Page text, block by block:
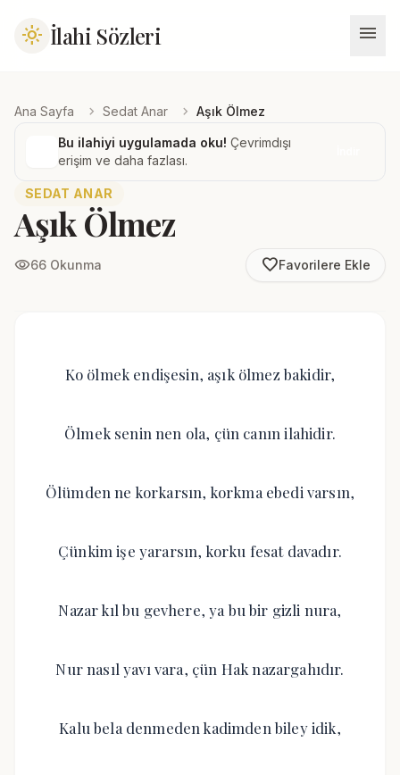
light_mode İlahi Sözleri menu
Ana Sayfa chevron_right Sedat Anar chevron_right Aşık Ölmez
Bu ilahiyi uygulamada oku! Çevrimdışı
erişim ve daha fazlası.
SEDAT ANAR
Aşık Ölmez
visibility66 Okunma favorite_borderFavorilere Ekle
Ko ölmek endişesin, aşık ölmez bakidir,
Ölmek senin nen ola, çün canın ilahidir.
Ölümden ne korkarsın, korkma ebedi varsın,
Çünkim işe yararsın, korku fesat davadır.
Nazar kıl bu gevhere, ya bu bir gizli nura,
Nur nasıl yavı vara, çün Hak nazargahıdır.
Kalu bela denmeden kadimden biley idik,